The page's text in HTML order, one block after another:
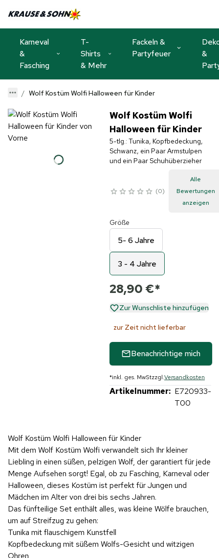
Karneval
&
Fasching
T-
Shirts
& Mehr
Fackeln &
Partyfeuer
&
Wolf Kostüm Wolfi Halloween für Kinder
Wolf Kostüm Wolfi
Halloween für Kinder
5-tlg.: Tunika, Kopfbedeckung,
Schwanz, ein Paar Armstulpen
und ein Paar Schuhüberzieher
0
Alle
Bewertungen
anzeigen
Größe
5- 6 Jahre
3 - 4 Jahre
28,90 €*
Zur Wunschliste hinzufügen
zur Zeit nicht lieferbar
Benachrichtige mich
*inkl. ges. MwStzzgl.Versandkosten
Artikelnummer: E720933-
T00
Wolf Kostüm Wolfi Halloween für Kinder
Mit dem Wolf Kostüm Wolfi verwandelt sich Ihr kleiner
Liebling in einen süßen, pelzigen Wolf, der garantiert für jede
Menge Aufsehen sorgt! Egal, ob zu Fasching, Karneval oder
Halloween, dieses Kostüm ist perfekt für Jungen und
Mädchen im Alter von drei bis sechs Jahren.
Das fünfteilige Set enthält alles, was kleine Wölfe brauchen,
um auf Streifzug zu gehen:
Tunika mit flauschigem Kunstfell
Kopfbedeckung mit süßem Wolfs-Gesicht und witzigen
Ohren